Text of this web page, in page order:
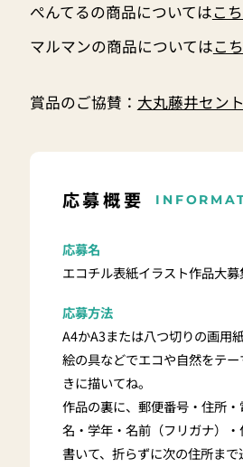
ぺんてるの商品についてはこ
マルマンの商品についてはこ
賞品のご協賛： 大丸藤井セン
応募概要
応募名
エコチル表紙イラスト作品大募
応募方法
A4かA3または八つ切りの画用
絵の具などでエコや自然をテ
きに描いてね。
作品の裏に、郵便番号・住所
名・学年・名前（フリガナ）
書いて、折らずに次の住所まで